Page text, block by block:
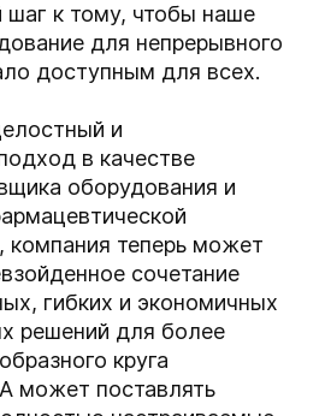
к тому, чтобы наше
для непрерывного
доступным для всех.
и
в качестве
оборудования и
теперь может
сочетание
гибких и экономичных
решений для более
круга
может поставлять